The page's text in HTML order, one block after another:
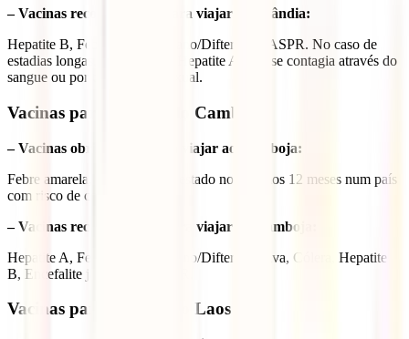
– Vacinas recomendadas para viajar à Tailândia:
Hepatite B, Febre tifoide, Tétano/Difteria e VASPR. No caso de
estadias longas, também a da Hepatite A, que se contagia através do
sangue ou por transmissão sexual.
Vacinas para viajar pelo Camboja
– Vacinas obrigatórias para viajar ao Camboja:
Febre amarela, no caso de ter estado nos últimos 12 meses num país
com risco de contágio.
– Vacinas recomendadas para viajar ao Camboja:
Hepatite A, Febre tifoide, Tétano/Difteria, Raiva, Cólera, Hepatite
B, Encefalite japonesa, VASPR.
Vacinas para viajar pelo Laos